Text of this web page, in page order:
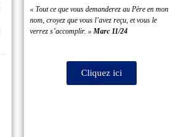
« Tout ce que vous demanderez au Père en mon
nom, croyez que vous l’avez reçu, et vous le
verrez s’accomplir. » Marc 11/24
Cliquez ici